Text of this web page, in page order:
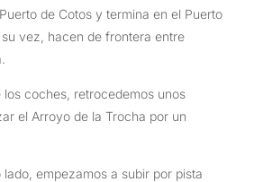
de Cotos y termina en el Puerto
vez, hacen de frontera entre
los coches, retrocedemos unos
el Arroyo de la Trocha por un
empezamos a subir por pista